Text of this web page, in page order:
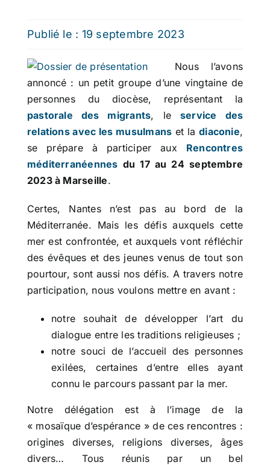
Publié le : 19 septembre 2023
Nous l’avons
annoncé : un petit groupe d’une vingtaine de
personnes du diocèse, représentant la
pastorale des migrants, le service des
relations avec les musulmans et ladiaconie,
se prépare à participer aux Rencontres
méditerranéennes du 17 au 24 septembre
2023 à Marseille.
Certes, Nantes n’est pas au bord de la
Méditerranée. Mais les défis auxquels cette
mer est confrontée, et auxquels vont réfléchir
des évêques et des jeunes venus de tout son
pourtour, sont aussi nos défis. A travers notre
participation, nous voulons mettre en avant :
notre souhait de développer l’art du
dialogue entre les traditions religieuses ;
notre souci de l’accueil des personnes
exilées, certaines d’entre elles ayant
connu le parcours passant par la mer.
Notre délégation est à l’image de la
« mosaïque d’espérance » de ces rencontres :
origines diverses, religions diverses, âges
divers… Tous réunis par un bel